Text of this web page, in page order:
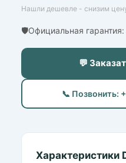
Нашли дешевле - снизим
🛡️Официальная
💬
📞 Позвонить:
Характеристики